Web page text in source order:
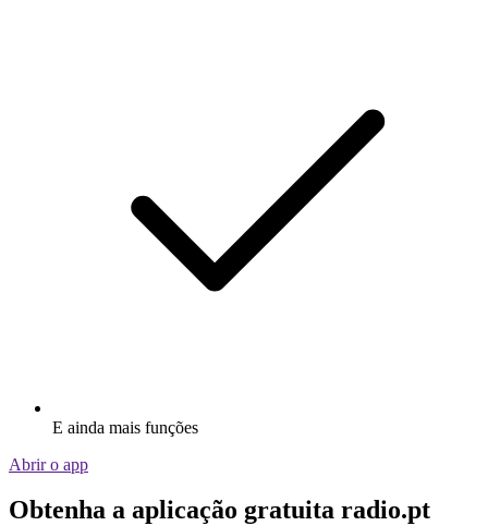
E ainda mais funções
Abrir o app
Obtenha a aplicação gratuita radio.pt